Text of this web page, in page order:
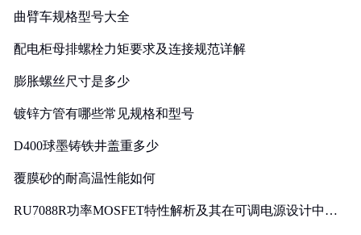
曲臂车规格型号大全
配电柜母排螺栓力矩要求及连接规范详解
膨胀螺丝尺寸是多少
镀锌方管有哪些常见规格和型号
D400球墨铸铁井盖重多少
覆膜砂的耐高温性能如何
RU7088R功率MOSFET特性解析及其在可调电源设计中的